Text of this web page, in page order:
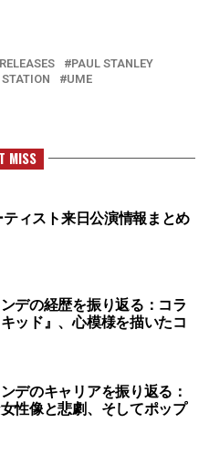
PAUL STANLEY
UME
MISS
ィスト来日公演情報まとめ
デの経歴を振り返る：コラ
ッド』、心模様を描いたコ
デのキャリアを振り返る：
性像と悲劇、そしてポップ